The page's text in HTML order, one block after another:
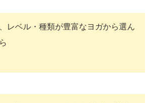
レベル・種類が豊富なヨガから選ん